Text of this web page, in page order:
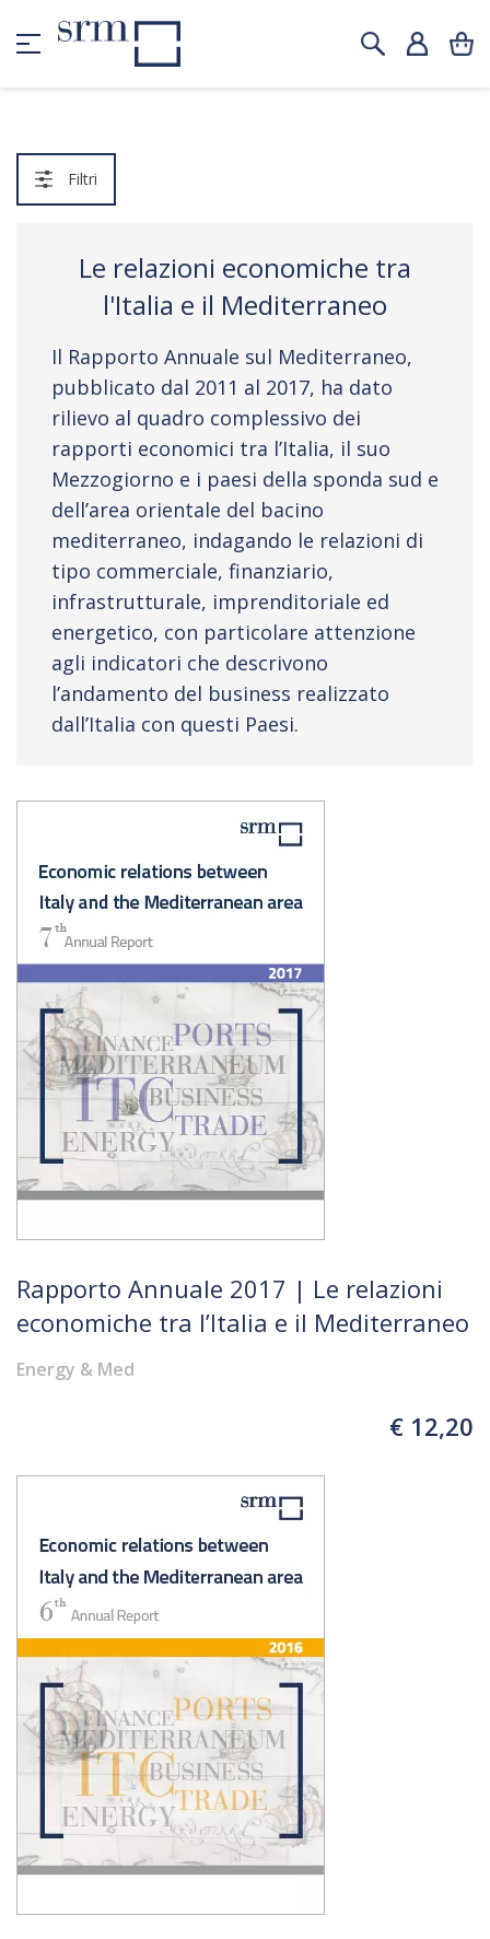
Filtri
Le relazioni economiche tra
l'Italia e il Mediterraneo
Il Rapporto Annuale sul Mediterraneo,
pubblicato dal 2011 al 2017, ha dato
rilievo al quadro complessivo dei
rapporti economici tra l’Italia, il suo
Mezzogiorno e i paesi della sponda sud e
dell’area orientale del bacino
mediterraneo, indagando le relazioni di
tipo commerciale, finanziario,
infrastrutturale, imprenditoriale ed
energetico, con particolare attenzione
agli indicatori che descrivono
l’andamento del business realizzato
dall’Italia con questi Paesi.
Rapporto Annuale 2017 | Le relazioni
economiche tra l’Italia e il Mediterraneo
Energy & Med
€ 12,20